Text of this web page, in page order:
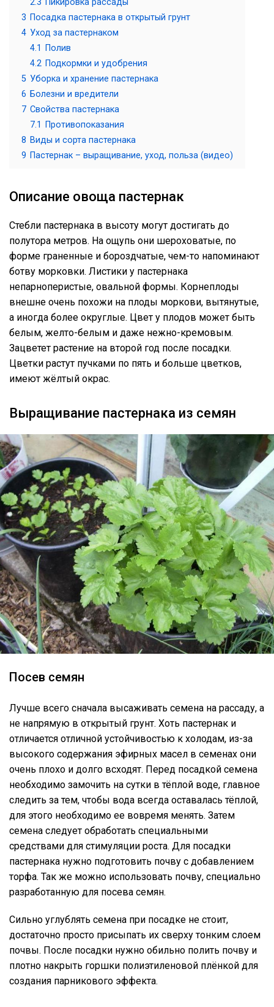
3 Посадка пастернака в открытый грунт
4 Уход за пастернаком
4.1
Полив
4.2 Подкормки и удобрения
5 Уборка и хранение пастернака
6 Болезни и вредители
7 Свойства пастернака
7.1
Противопоказания
8 Виды и сорта пастернака
9 Пастернак – выращивание, уход, польза (видео)
Описание овоща пастернак
Стебли пастернака в высоту могут достигать до
полутора метров. На ощупь они шероховатые, по
форме граненные и бороздчатые, чем-то напоминают
ботву морковки. Листики у пастернака
непарноперистые, овальной формы. Корнеплоды
внешне очень похожи на плоды моркови, вытянутые,
а иногда более округлые. Цвет у плодов может быть
белым, желто-белым и даже нежно-кремовым.
Зацветет растение на второй год после посадки.
Цветки растут пучками по пять и больше цветков,
имеют жёлтый окрас.
Выращивание пастернака из семян
Посев семян
Лучше всего сначала высаживать семена на рассаду, а
не напрямую в открытый грунт. Хоть пастернак и
отличается отличной устойчивостью к холодам, из-за
высокого содержания эфирных масел в семенах они
очень плохо и долго всходят. Перед посадкой семена
необходимо замочить на сутки в тёплой воде, главное
следить за тем, чтобы вода всегда оставалась тёплой,
для этого необходимо ее вовремя менять. Затем
семена следует обработать специальными
средствами для стимуляции роста. Для посадки
пастернака нужно подготовить почву с добавлением
торфа. Так же можно использовать почву, специально
разработанную для посева семян.
Сильно углублять семена при посадке не стоит,
достаточно просто присыпать их сверху тонким слоем
почвы. После посадки нужно обильно полить почву и
плотно накрыть горшки полиэтиленовой плёнкой для
создания парникового эффекта.